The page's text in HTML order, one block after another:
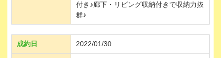
付き♪廊下・リビング収納付きで収納力抜
群♪
成約日 2022/01/30